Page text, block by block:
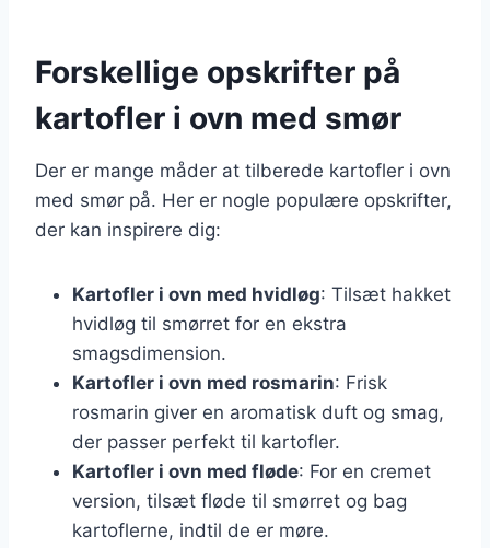
Forskellige opskrifter på
kartofler i ovn med smør
Der er mange måder at tilberede kartofler i ovn
med smør på. Her er nogle populære opskrifter,
der kan inspirere dig:
Kartofler i ovn med hvidløg: Tilsæt hakket
hvidløg til smørret for en ekstra
smagsdimension.
Kartofler i ovn med rosmarin: Frisk
rosmarin giver en aromatisk duft og smag,
der passer perfekt til kartofler.
Kartofler i ovn med fløde: For en cremet
version, tilsæt fløde til smørret og bag
kartoflerne, indtil de er møre.